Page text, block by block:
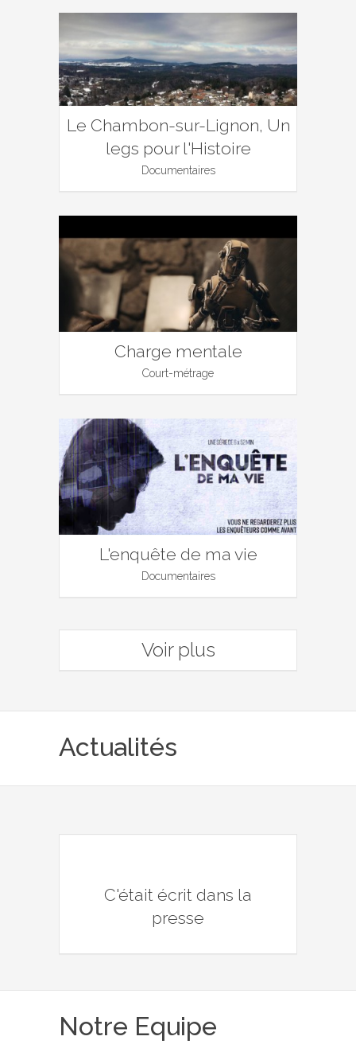
Le Chambon-sur-Lignon, Un
legs pour l'Histoire
Documentaires
Charge mentale
Court-métrage
L'enquête de ma vie
Documentaires
Voir plus
Actualités
C'était écrit dans la
presse
Notre Equipe